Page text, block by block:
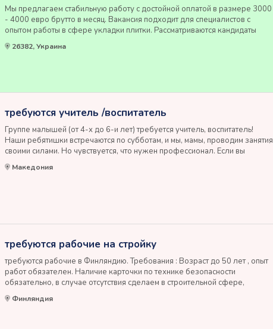
Мы предлагаем стабильную работу с достойной оплатой в размере 3000
- 4000 евро брутто в месяц. Вакансия подходит для специалистов с
опытом работы в сфере укладки плитки. Рассматриваются кандидаты
только c европейским паспортом или с разрешением на работу в
Германии. Работая с нами, вы получите поддержку в оформлении пр...
26382, Украина
требуются учитель /воспитатель
Группе малышей (от 4-х до 6-и лет) требуется учитель, воспитатель!
Наши ребятишки встречаются по субботам, и мы, мамы, проводим занятия
своими силами. Но чувствуется, что нужен профессионал. Если вы
педагог или воспитатель в прошлом, и имеете возможность и желание
помочь детям в развитии русского языка - мы будем очень...
Македония
требуются рабочие на стройку
требуются рабочие в Финляндию. Требования : Возраст до 50 лет , опыт
работ обязателен. Наличие карточки по технике безопасности
обязательно, в случае отсутствия сделаем в строительной сфере,
гражданство, наличие авто или прав, знание языков. Условия: Работа на
постоянной основе, по договору. Жилье и инструмент предоста...
Финляндия